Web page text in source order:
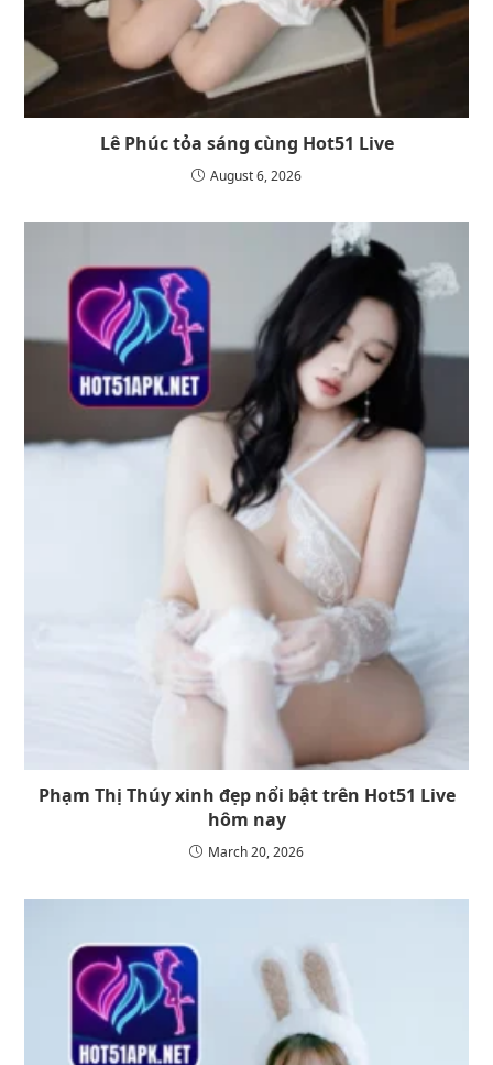
Lê Phúc tỏa sáng cùng Hot51 Live
August 6, 2026
Phạm Thị Thúy xinh đẹp nổi bật trên Hot51 Live
hôm nay
March 20, 2026